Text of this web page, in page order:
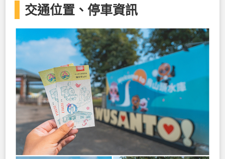
交通位置、停車資訊